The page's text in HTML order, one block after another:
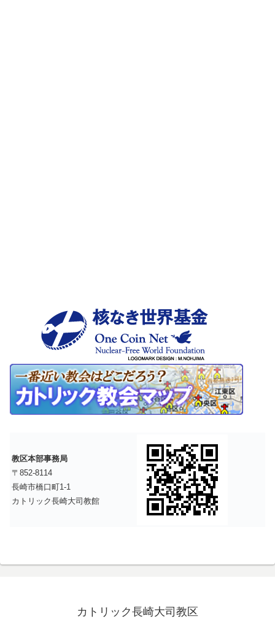
教区本部事務局
〒852-8114
長崎市橋口町1-1
カトリック長崎大司教館
カトリック長崎大司教区